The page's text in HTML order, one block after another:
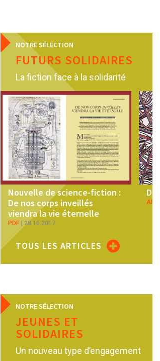
NOTRE SÉLECTION
FUTURS SOLIDAIRES
La fiction face à la solidarité
Nouvelle de science-fiction :
De nos corps inveillés
viendra la vie éternelle
PDF 28.10.2017
TOUS LES ARTICLES
NOTRE SÉLECTION
JEUNES ET
SOLIDAIRES
Un nouveau type d’engagement